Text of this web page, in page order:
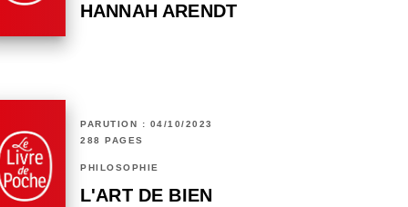
HANNAH ARENDT
PARUTION : 04/10/2023
288 PAGES
PHILOSOPHIE
L'ART DE BIEN